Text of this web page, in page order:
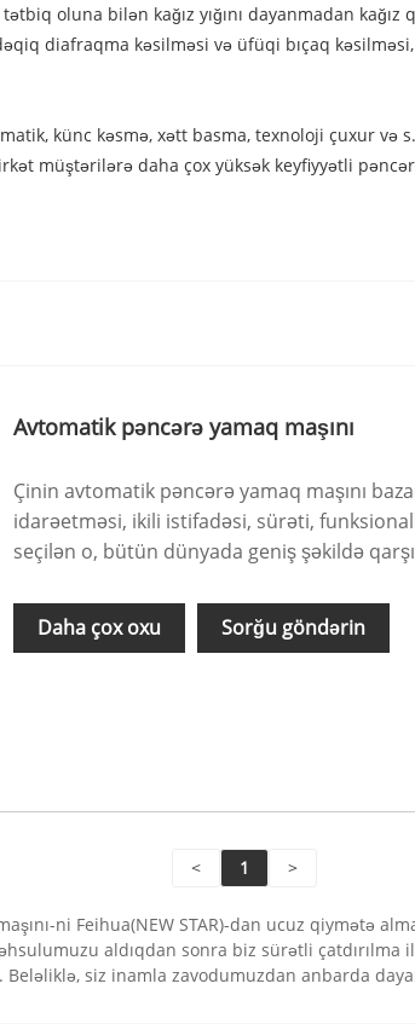
oluna bilən kağız yığını dayanmadan
diafraqma kəsilməsi və üfüqi bıçaq
künc kəsmə, xətt basma, texnoloji çuxur
müştərilərə daha çox yüksək keyfiyyətli
Avtomatik pəncərə yamaq maşını
Çinin avtomatik pəncərə yamaq maşını
idarəetməsi, ikili istifadəsi, sürəti,
seçilən o, bütün dünyada geniş şəkildə
Daha çox oxu Sorğu göndərin
< 1 >
ni Feihua(NEW STAR)-dan ucuz qiymətə
aldıqdan sonra biz sürətli
siz inamla zavodumuzdan anbarda